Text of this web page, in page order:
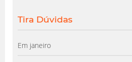
Tira Dúvidas
Em janeiro